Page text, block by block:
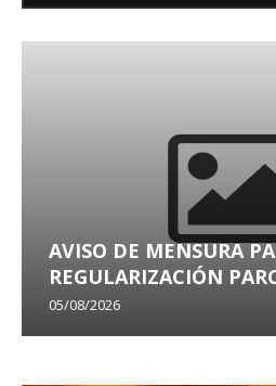
AVISO DE MENSURA
REGULARIZACIÓN
05/08/2026